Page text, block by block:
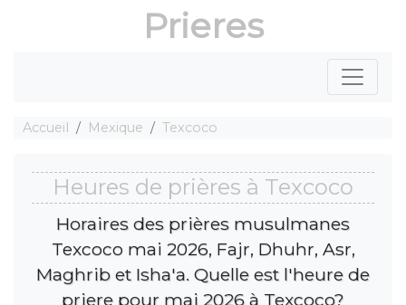
Prieres
Accueil Mexique Texcoco
Heures de prières à Texcoco
Horaires des prières musulmanes
Texcoco mai 2026, Fajr, Dhuhr, Asr,
Maghrib et Isha'a. Quelle est l'heure de
priere pour mai 2026 à Texcoco?